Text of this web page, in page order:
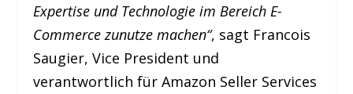
Expertise und Technologie im Bereich E-
Commerce zunutze machen“, sagt Francois
Saugier, Vice President und
verantwortlich für Amazon Seller Services